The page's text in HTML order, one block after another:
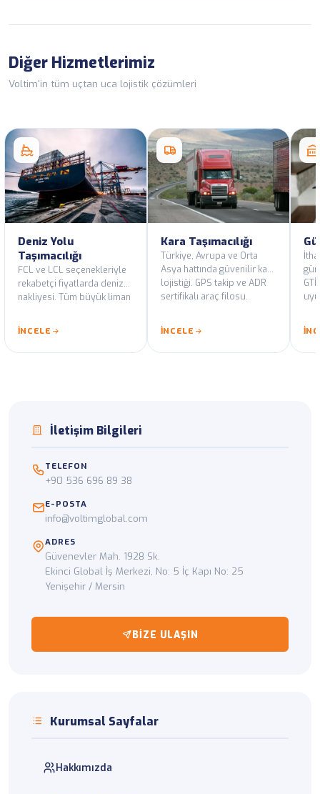
Diğer Hizmetlerimiz
Voltim'in tüm uçtan uca lojistik çözümleri
Deniz Yolu
Taşımacılığı
FCL ve LCL seçenekleriyle
rekabetçi fiyatlarda deniz
nakliyesi. Tüm büyük liman
servisler.
İNCELE
Kara Taşımacılığı
Türkiye, Avrupa ve Orta
Asya hattında güvenilir kara
lojistiği. GPS takip ve ADR
sertifikalı araç filosu.
İNCELE
İletişim Bilgileri
TELEFON
+90 536 696 89 38
E-POSTA
info@voltimglobal.com
ADRES
Güvenevler Mah. 1928 Sk.
Ekinci Global İş Merkezi, No: 5 İç Kapı No: 25
Yenişehir / Mersin
BIZE ULAŞIN
Kurumsal Sayfalar
Hakkımızda